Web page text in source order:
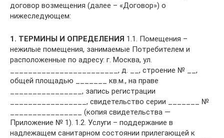
договор возмещения (далее – «Договор») о
нижеследующем:
1. ТЕРМИНЫ И ОПРЕДЕЛЕНИЯ 1.1. Помещения –
нежилые помещения, занимаемые Потребителем и
расположенные по адресу: г. Москва, ул.
________________________, д. __, строение № __,
общей площадью _______ кв.м., на праве
________________, запись регистрации
_________________, свидетельство серии _______ №
________________ (копия свидетельства —
Приложение № 1). 1.2. Услуги – поддержание в
надлежащем санитарном состоянии прилегающей к